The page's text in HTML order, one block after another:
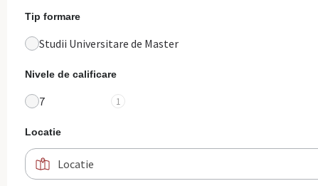
Tip formare
Studii Universitare de Master
Nivele de calificare
7 1
Locatie